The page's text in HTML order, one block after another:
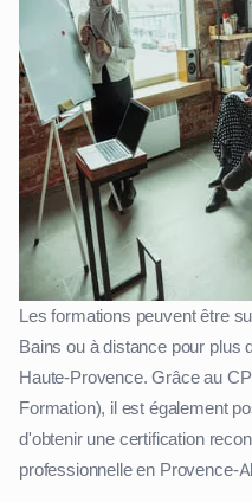
Les formations peuvent être
Bains ou à distance pour plus
Haute-Provence. Grâce au
Formation), il est également
d'obtenir une certification
professionnelle en Provence-